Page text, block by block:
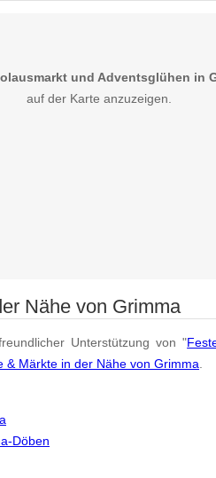
und Adventsglühen in
auf der Karte anzuzeigen.
Nähe von Grimma
Unterstützung von "
& Märkte in der Nähe von Grimma.
Döben